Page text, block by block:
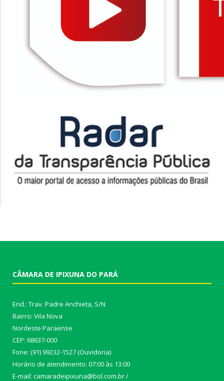
CÂMARA DE IPIXUNA DO PARÁ
End.: Trav. Padre Anchieta, S/N
Bairro: Vila Nova
Nordeste Paraense
CEP: 68637-000
Fone: (91) 99232-1527 (Ouvidoria)
Horário de atendimento: 07:00 às 13:00
E-mail: camaradeipixuna@bol.com.br /